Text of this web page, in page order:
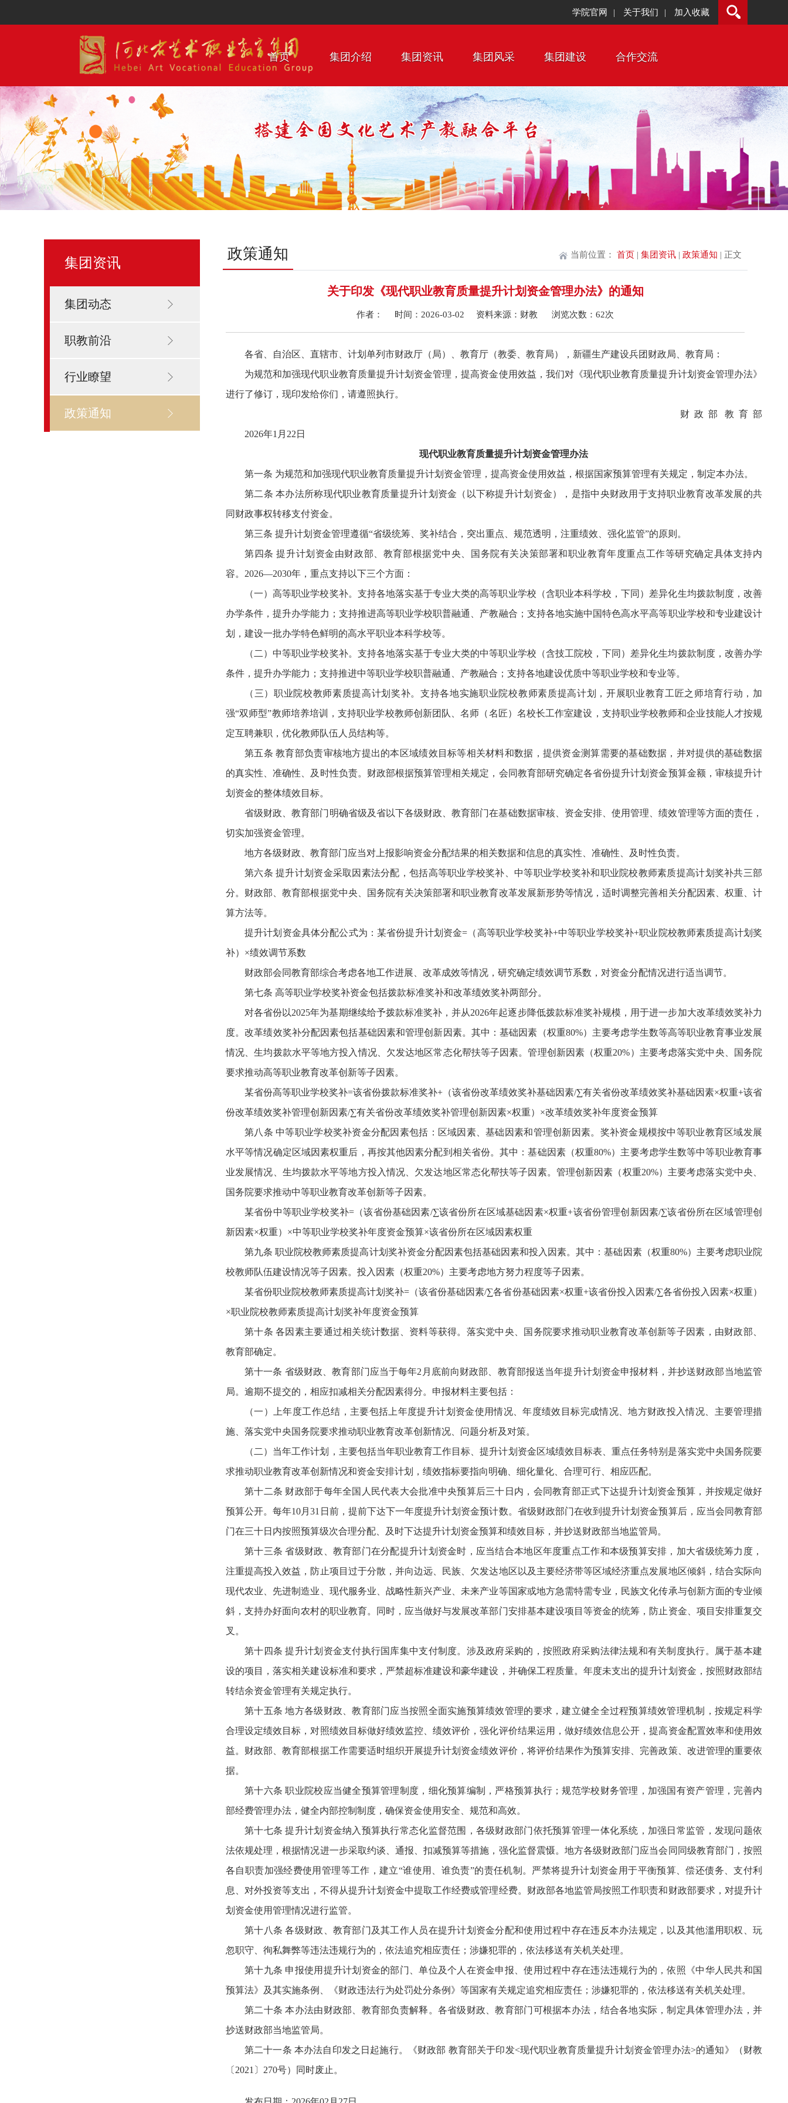
学院官网 关于我们 加入收藏
首页 集团介绍 集团资讯 集团风采 集团建设 合作交流
集团资讯
集团动态
职教前沿
行业瞭望
政策通知
政策通知 当前位置： 首页 | 集团资讯 | 政策通知 | 正文
关于印发《现代职业教育质量提升计划资金管理办法》的通知
作者： 时间：2026-03-02 资料来源：财教 浏览次数： 62次
各省、自治区、直辖市、计划单列市财政厅（局）、教育厅（教委、教育局），新疆生产建设兵团财政局、教育局：
为规范和加强现代职业教育质量提升计划资金管理，提高资金使用效益，我们对《现代职业教育质量提升计划资金管理办法》
进行了修订，现印发给你们，请遵照执行。
财 政 部
教 育 部
2026年1月22日
现代职业教育质量提升计划资金管理办法
第一条 为规范和加强现代职业教育质量提升计划资金管理，提高资金使用效益，根据国家预算管理有关规定，制定本办法。
第二条 本办法所称现代职业教育质量提升计划资金（以下称提升计划资金），是指中央财政用于支持职业教育改革发展的共
同财政事权转移支付资金。
第三条 提升计划资金管理遵循“省级统筹、奖补结合，突出重点、规范透明，注重绩效、强化监管”的原则。
第四条 提升计划资金由财政部、教育部根据党中央、国务院有关决策部署和职业教育年度重点工作等研究确定具体支持内
容。2026—2030年，重点支持以下三个方面：
（一）高等职业学校奖补。支持各地落实基于专业大类的高等职业学校（含职业本科学校，下同）差异化生均拨款制度，改善
办学条件，提升办学能力；支持推进高等职业学校职普融通、产教融合；支持各地实施中国特色高水平高等职业学校和专业建设计
划，建设一批办学特色鲜明的高水平职业本科学校等。
（二）中等职业学校奖补。支持各地落实基于专业大类的中等职业学校（含技工院校，下同）差异化生均拨款制度，改善办学
条件，提升办学能力；支持推进中等职业学校职普融通、产教融合；支持各地建设优质中等职业学校和专业等。
（三）职业院校教师素质提高计划奖补。支持各地实施职业院校教师素质提高计划，开展职业教育工匠之师培育行动，加
强“双师型”教师培养培训，支持职业学校教师创新团队、名师（名匠）名校长工作室建设，支持职业学校教师和企业技能人才按规
定互聘兼职，优化教师队伍人员结构等。
第五条 教育部负责审核地方提出的本区域绩效目标等相关材料和数据，提供资金测算需要的基础数据，并对提供的基础数据
的真实性、准确性、及时性负责。财政部根据预算管理相关规定，会同教育部研究确定各省份提升计划资金预算金额，审核提升计
划资金的整体绩效目标。
省级财政、教育部门明确省级及省以下各级财政、教育部门在基础数据审核、资金安排、使用管理、绩效管理等方面的责任，
切实加强资金管理。
地方各级财政、教育部门应当对上报影响资金分配结果的相关数据和信息的真实性、准确性、及时性负责。
第六条 提升计划资金采取因素法分配，包括高等职业学校奖补、中等职业学校奖补和职业院校教师素质提高计划奖补共三部
分。财政部、教育部根据党中央、国务院有关决策部署和职业教育改革发展新形势等情况，适时调整完善相关分配因素、权重、计
算方法等。
提升计划资金具体分配公式为：某省份提升计划资金=（高等职业学校奖补+中等职业学校奖补+职业院校教师素质提高计划奖
补）×绩效调节系数
财政部会同教育部综合考虑各地工作进展、改革成效等情况，研究确定绩效调节系数，对资金分配情况进行适当调节。
第七条 高等职业学校奖补资金包括拨款标准奖补和改革绩效奖补两部分。
对各省份以2025年为基期继续给予拨款标准奖补，并从2026年起逐步降低拨款标准奖补规模，用于进一步加大改革绩效奖补力
度。改革绩效奖补分配因素包括基础因素和管理创新因素。其中：基础因素（权重80%）主要考虑学生数等高等职业教育事业发展
情况、生均拨款水平等地方投入情况、欠发达地区常态化帮扶等子因素。管理创新因素（权重20%）主要考虑落实党中央、国务院
要求推动高等职业教育改革创新等子因素。
某省份高等职业学校奖补=该省份拨款标准奖补+（该省份改革绩效奖补基础因素/∑有关省份改革绩效奖补基础因素×权重+该省
份改革绩效奖补管理创新因素/∑有关省份改革绩效奖补管理创新因素×权重）×改革绩效奖补年度资金预算
第八条 中等职业学校奖补资金分配因素包括：区域因素、基础因素和管理创新因素。奖补资金规模按中等职业教育区域发展
水平等情况确定区域因素权重后，再按其他因素分配到相关省份。其中：基础因素（权重80%）主要考虑学生数等中等职业教育事
业发展情况、生均拨款水平等地方投入情况、欠发达地区常态化帮扶等子因素。管理创新因素（权重20%）主要考虑落实党中央、
国务院要求推动中等职业教育改革创新等子因素。
某省份中等职业学校奖补=（该省份基础因素/∑该省份所在区域基础因素×权重+该省份管理创新因素/∑该省份所在区域管理创
新因素×权重）×中等职业学校奖补年度资金预算×该省份所在区域因素权重
第九条 职业院校教师素质提高计划奖补资金分配因素包括基础因素和投入因素。其中：基础因素（权重80%）主要考虑职业院
校教师队伍建设情况等子因素。投入因素（权重20%）主要考虑地方努力程度等子因素。
某省份职业院校教师素质提高计划奖补=（该省份基础因素/∑各省份基础因素×权重+该省份投入因素/∑各省份投入因素×权重）
×职业院校教师素质提高计划奖补年度资金预算
第十条 各因素主要通过相关统计数据、资料等获得。落实党中央、国务院要求推动职业教育改革创新等子因素，由财政部、
教育部确定。
第十一条 省级财政、教育部门应当于每年2月底前向财政部、教育部报送当年提升计划资金申报材料，并抄送财政部当地监管
局。逾期不提交的，相应扣减相关分配因素得分。申报材料主要包括：
（一）上年度工作总结，主要包括上年度提升计划资金使用情况、年度绩效目标完成情况、地方财政投入情况、主要管理措
施、落实党中央国务院要求推动职业教育改革创新情况、问题分析及对策。
（二）当年工作计划，主要包括当年职业教育工作目标、提升计划资金区域绩效目标表、重点任务特别是落实党中央国务院要
求推动职业教育改革创新情况和资金安排计划，绩效指标要指向明确、细化量化、合理可行、相应匹配。
第十二条 财政部于每年全国人民代表大会批准中央预算后三十日内，会同教育部正式下达提升计划资金预算，并按规定做好
预算公开。每年10月31日前，提前下达下一年度提升计划资金预计数。省级财政部门在收到提升计划资金预算后，应当会同教育部
门在三十日内按照预算级次合理分配、及时下达提升计划资金预算和绩效目标，并抄送财政部当地监管局。
第十三条 省级财政、教育部门在分配提升计划资金时，应当结合本地区年度重点工作和本级预算安排，加大省级统筹力度，
注重提高投入效益，防止项目过于分散，并向边远、民族、欠发达地区以及主要经济带等区域经济重点发展地区倾斜，结合实际向
现代农业、先进制造业、现代服务业、战略性新兴产业、未来产业等国家或地方急需特需专业，民族文化传承与创新方面的专业倾
斜，支持办好面向农村的职业教育。同时，应当做好与发展改革部门安排基本建设项目等资金的统筹，防止资金、项目安排重复交
叉。
第十四条 提升计划资金支付执行国库集中支付制度。涉及政府采购的，按照政府采购法律法规和有关制度执行。属于基本建
设的项目，落实相关建设标准和要求，严禁超标准建设和豪华建设，并确保工程质量。年度未支出的提升计划资金，按照财政部结
转结余资金管理有关规定执行。
第十五条 地方各级财政、教育部门应当按照全面实施预算绩效管理的要求，建立健全全过程预算绩效管理机制，按规定科学
合理设定绩效目标，对照绩效目标做好绩效监控、绩效评价，强化评价结果运用，做好绩效信息公开，提高资金配置效率和使用效
益。财政部、教育部根据工作需要适时组织开展提升计划资金绩效评价，将评价结果作为预算安排、完善政策、改进管理的重要依
据。
第十六条 职业院校应当健全预算管理制度，细化预算编制，严格预算执行；规范学校财务管理，加强国有资产管理，完善内
部经费管理办法，健全内部控制制度，确保资金使用安全、规范和高效。
第十七条 提升计划资金纳入预算执行常态化监督范围，各级财政部门依托预算管理一体化系统，加强日常监管，发现问题依
法依规处理，根据情况进一步采取约谈、通报、扣减预算等措施，强化监督震慑。地方各级财政部门应当会同同级教育部门，按照
各自职责加强经费使用管理等工作，建立“谁使用、谁负责”的责任机制。严禁将提升计划资金用于平衡预算、偿还债务、支付利
息、对外投资等支出，不得从提升计划资金中提取工作经费或管理经费。财政部各地监管局按照工作职责和财政部要求，对提升计
划资金使用管理情况进行监管。
第十八条 各级财政、教育部门及其工作人员在提升计划资金分配和使用过程中存在违反本办法规定，以及其他滥用职权、玩
忽职守、徇私舞弊等违法违规行为的，依法追究相应责任；涉嫌犯罪的，依法移送有关机关处理。
第十九条 申报使用提升计划资金的部门、单位及个人在资金申报、使用过程中存在违法违规行为的，依照《中华人民共和国
预算法》及其实施条例、《财政违法行为处罚处分条例》等国家有关规定追究相应责任；涉嫌犯罪的，依法移送有关机关处理。
第二十条 本办法由财政部、教育部负责解释。各省级财政、教育部门可根据本办法，结合各地实际，制定具体管理办法，并
抄送财政部当地监管局。
第二十一条 本办法自印发之日起施行。《财政部 教育部关于印发<现代职业教育质量提升计划资金管理办法>的通知》（财教
〔2021〕270号）同时废止。